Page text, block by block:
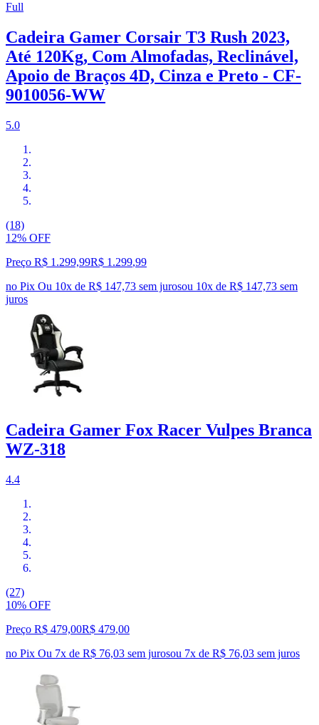
Full
Cadeira Gamer Corsair T3 Rush 2023,
Até 120Kg, Com Almofadas, Reclinável,
Apoio de Braços 4D, Cinza e Preto - CF-
9010056-WW
5.0
(18)
12% OFF
Preço R$ 1.299,99R$ 1.299,99
no Pix Ou 10x de R$ 147,73 sem jurosou 10x de R$ 147,73 sem
juros
Cadeira Gamer Fox Racer Vulpes Branca
WZ-318
4.4
(27)
10% OFF
Preço R$ 479,00R$ 479,00
no Pix Ou 7x de R$ 76,03 sem jurosou 7x de R$ 76,03 sem juros